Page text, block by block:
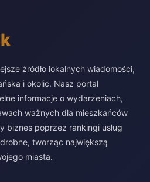
źródło lokalnych wiadomości,
i okolic. Nasz portal
informacje o wydarzeniach,
ważnych dla mieszkańców
biznes poprzez rankingi usług
tworząc największą
miasta.